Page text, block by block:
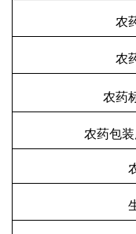
农
农
农药
农药包